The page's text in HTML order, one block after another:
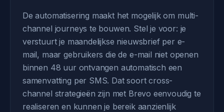
De automatisering maakt het mogelijk om multi-
channel journeys te bouwen. Stel je voor: je
verstuurt je maandelijkse nieuwsbrief per e-
mail, maar gebruikers die de e-mail niet openen
binnen 48 uur ontvangen automatisch een
samenvatting per SMS. Dat soort cross-
channel strategieën zijn met Brevo eenvoudig te
realiseren en kunnen je bereik aanzienlijk